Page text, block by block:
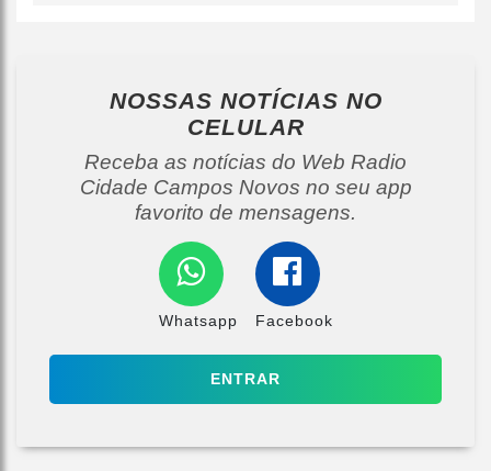
NOSSAS NOTÍCIAS NO
CELULAR
Receba as notícias do Web Radio
Cidade Campos Novos no seu app
favorito de mensagens.
Whatsapp Facebook
ENTRAR